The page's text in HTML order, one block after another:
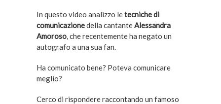
In questo video analizzo letecniche di
comunicazionedella cantanteAlessandra
Amoroso, che recentemente ha negato un
autografo a una sua fan.
Ha comunicato bene? Poteva comunicare
meglio?
Cerco di rispondere raccontando un famoso